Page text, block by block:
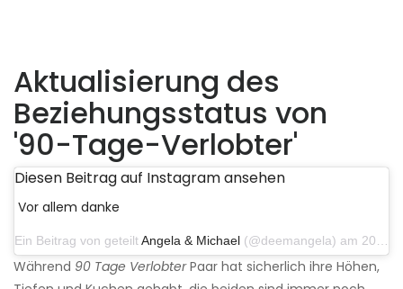
Aktualisierung des
Beziehungsstatus von
'90-Tage-Verlobter'
Diesen Beitrag auf Instagram ansehen
Vor allem danke
Ein Beitrag von geteiltAngela & Michael (@deemangela) am 20. November 2019 um 02:16 Uhr PST
Während 90 Tage VerlobterPaar hat sicherlich ihre Höhen,